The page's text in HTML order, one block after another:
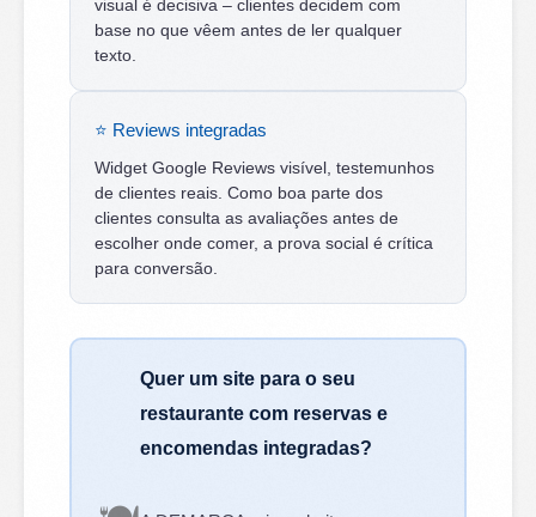
visual é decisiva – clientes decidem com
base no que vêem antes de ler qualquer
texto.
⭐ Reviews integradas
Widget Google Reviews visível, testemunhos
de clientes reais. Como boa parte dos
clientes consulta as avaliações antes de
escolher onde comer, a prova social é crítica
para conversão.
Quer um site para o seu
restaurante com reservas e
encomendas integradas?